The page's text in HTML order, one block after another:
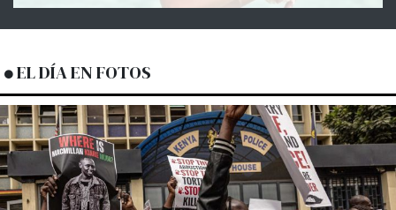
EL DÍA EN FOTOS